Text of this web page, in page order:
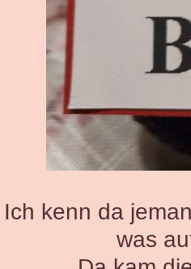
Ich kenn da
was